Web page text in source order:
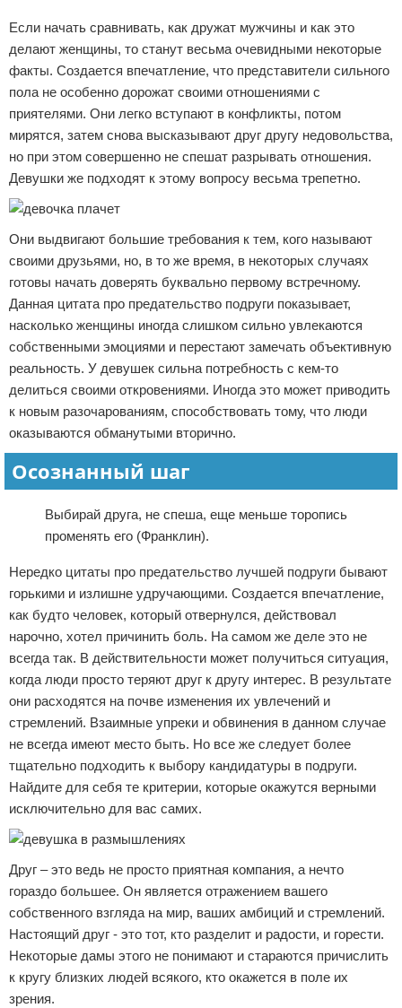
Если начать сравнивать, как дружат мужчины и как это
делают женщины, то станут весьма очевидными некоторые
факты. Создается впечатление, что представители сильного
пола не особенно дорожат своими отношениями с
приятелями. Они легко вступают в конфликты, потом
мирятся, затем снова высказывают друг другу недовольства,
но при этом совершенно не спешат разрывать отношения.
Девушки же подходят к этому вопросу весьма трепетно.
Они выдвигают большие требования к тем, кого называют
своими друзьями, но, в то же время, в некоторых случаях
готовы начать доверять буквально первому встречному.
Данная цитата про предательство подруги показывает,
насколько женщины иногда слишком сильно увлекаются
собственными эмоциями и перестают замечать объективную
реальность. У девушек сильна потребность с кем-то
делиться своими откровениями. Иногда это может приводить
к новым разочарованиям, способствовать тому, что люди
оказываются обманутыми вторично.
Осознанный шаг
Выбирай друга, не спеша, еще меньше торопись
променять его (Франклин).
Нередко цитаты про предательство лучшей подруги бывают
горькими и излишне удручающими. Создается впечатление,
как будто человек, который отвернулся, действовал
нарочно, хотел причинить боль. На самом же деле это не
всегда так. В действительности может получиться ситуация,
когда люди просто теряют друг к другу интерес. В результате
они расходятся на почве изменения их увлечений и
стремлений. Взаимные упреки и обвинения в данном случае
не всегда имеют место быть. Но все же следует более
тщательно подходить к выбору кандидатуры в подруги.
Найдите для себя те критерии, которые окажутся верными
исключительно для вас самих.
Друг – это ведь не просто приятная компания, а нечто
гораздо большее. Он является отражением вашего
собственного взгляда на мир, ваших амбиций и стремлений.
Настоящий друг - это тот, кто разделит и радости, и горести.
Некоторые дамы этого не понимают и стараются причислить
к кругу близких людей всякого, кто окажется в поле их
зрения.